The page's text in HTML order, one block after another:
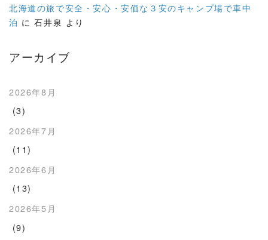
北海道の旅で安全・安心・安価な３安のキャンプ場で車中
泊 に石井泉 より
アーカイブ
2026年8月
(3)
2026年7月
(11)
2026年6月
(13)
2026年5月
(9)